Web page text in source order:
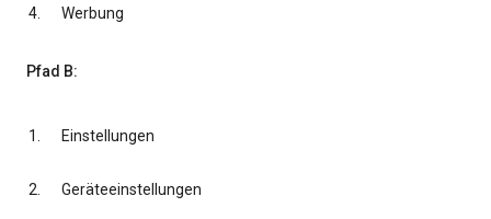
Werbung
Pfad B:
Einstellungen
Geräteeinstellungen